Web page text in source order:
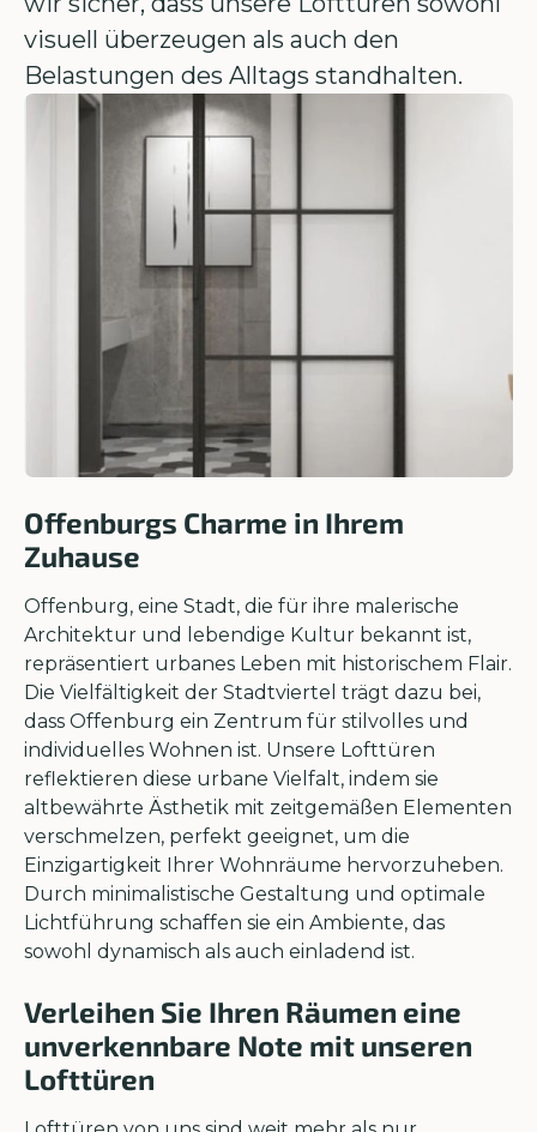
visuell überzeugen als auch den
Belastungen des Alltags standhalten.
Offenburgs Charme in Ihrem
Zuhause
Offenburg, eine Stadt, die für ihre malerische
Architektur und lebendige Kultur bekannt ist,
repräsentiert urbanes Leben mit historischem Flair.
Die Vielfältigkeit der Stadtviertel trägt dazu bei,
dass Offenburg ein Zentrum für stilvolles und
individuelles Wohnen ist. Unsere Lofttüren
reflektieren diese urbane Vielfalt, indem sie
altbewährte Ästhetik mit zeitgemäßen Elementen
verschmelzen, perfekt geeignet, um die
Einzigartigkeit Ihrer Wohnräume hervorzuheben.
Durch minimalistische Gestaltung und optimale
Lichtführung schaffen sie ein Ambiente, das
sowohl dynamisch als auch einladend ist.
Verleihen Sie Ihren Räumen eine
unverkennbare Note mit unseren
Lofttüren